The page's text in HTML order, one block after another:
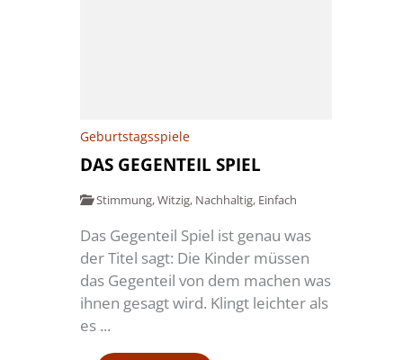
Geburtstagsspiele
DAS GEGENTEIL SPIEL
Stimmung,Witzig, Nachhaltig, Einfach
Das Gegenteil Spiel ist genau was
der Titel sagt: Die Kinder müssen
das Gegenteil von dem machen was
ihnen gesagt wird. Klingt leichter als
es ...